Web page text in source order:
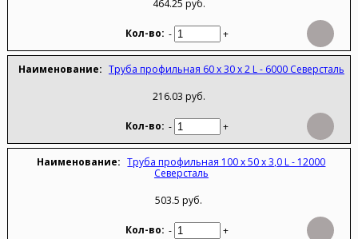
464.25 руб.
- +
Труба профильная 60 х 30 х 2 L - 6000 Северсталь
216.03 руб.
- +
Труба профильная 100 х 50 х 3,0 L - 12000
Северсталь
503.5 руб.
- +